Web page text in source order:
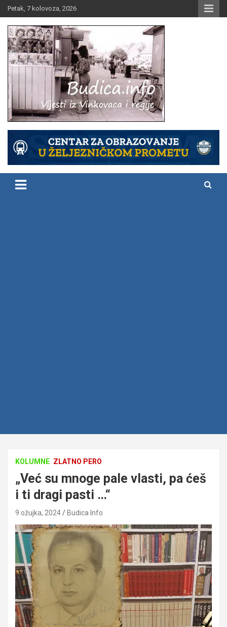
Skip
to
content
Petak, 7 kolovoza, 2026
Budica.info
KOLUMNE ZLATNO PERO
„Već su mnoge pale vlasti, pa ćeš
i ti dragi pasti …“
9 ožujka, 2024 Budica Info